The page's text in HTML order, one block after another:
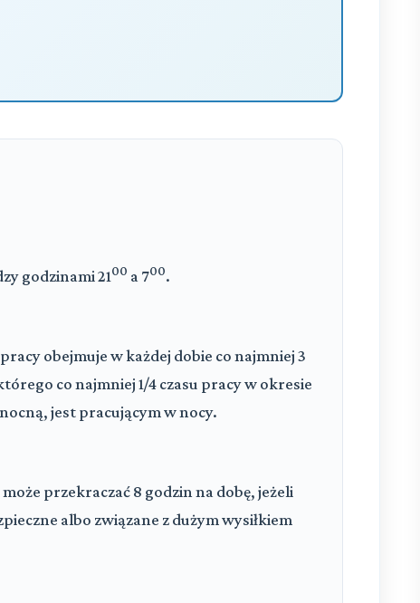
godzinami 2100 a 700.
obejmuje w każdej dobie co najmniej 3
co najmniej 1/4 czasu pracy w okresie
jest pracującym w nocy.
przekraczać 8 godzin na dobę, jeżeli
albo związane z dużym wysiłkiem